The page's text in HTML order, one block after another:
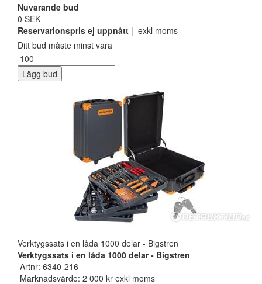
Nuvarande bud
0 SEK
Reservarionspris ej uppnått | exkl moms
Ditt bud måste minst vara
Lägg bud
Verktygssats i en låda 1000 delar - Bigstren
Verktygssats i en låda 1000 delar - Bigstren
Artnr: 6340-216
Marknadsvärde: 2 000 kr exkl moms